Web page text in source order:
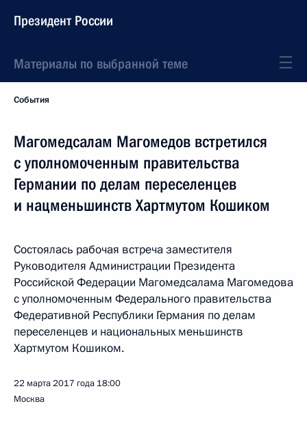
Президент России
Материалы по выбранной теме
События
Магомедсалам Магомедов встретился
с уполномоченным правительства
Германии по делам переселенцев
и нацменьшинств Хартмутом Кошиком
Состоялась рабочая встреча заместителя
Руководителя Администрации Президента
Российской Федерации Магомедсалама Магомедова
с уполномоченным Федерального правительства
Федеративной Республики Германия по делам
переселенцев и национальных меньшинств
Хартмутом Кошиком.
22 марта 2017 года 18:00
Москва